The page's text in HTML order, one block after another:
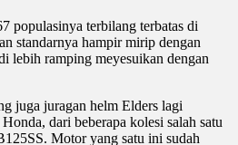
populasinya terbilang terbatas di
standarnya hampir mirip dengan
lebih ramping meyesuikan dengan
juga juragan helm Elders lagi
dari beberapa kolesi salah satu
Motor yang satu ini sudah